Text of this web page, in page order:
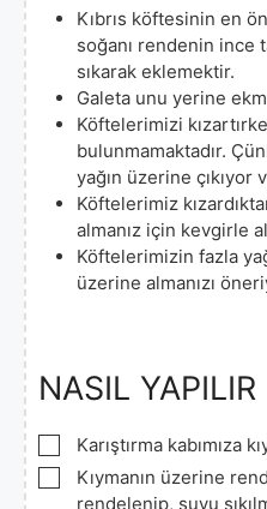
Kıbrıs köftesinin en
soğanı rendenin ince
sıkarak eklemektir.
Galeta unu yerine
Köftelerimizi
bulunmamaktadır.
yağın üzerine çıkıyor
Köftelerimiz
almanız için kevgirle
Köftelerimizin fazla
üzerine almanızı
NASIL YAPILIR
▢
Karıştırma kabımıza
▢
Kıymanın üzerine
rendelenip, suyu